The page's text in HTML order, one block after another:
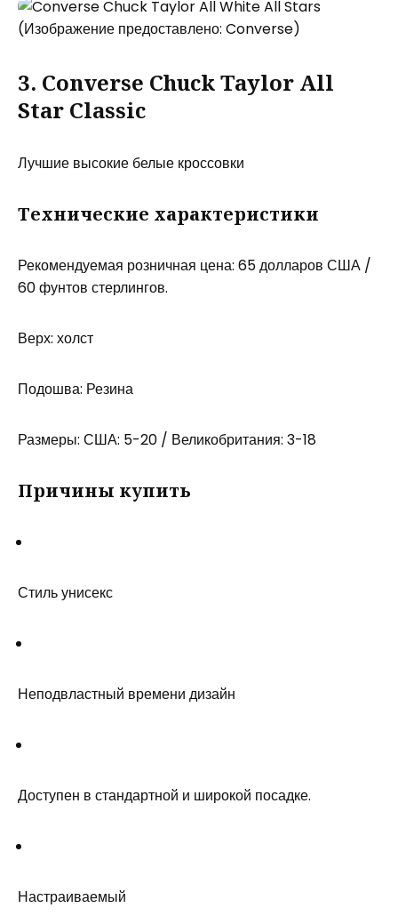
(Изображение предоставлено: Converse)
3. Converse Chuck Taylor All
Star Classic
Лучшие высокие белые кроссовки
Технические характеристики
Рекомендуемая розничная цена: 65 долларов США /
60 фунтов стерлингов.
Верх: холст
Подошва: Резина
Размеры: США: 5-20 / Великобритания: 3-18
Причины купить
Стиль унисекс
Неподвластный времени дизайн
Доступен в стандартной и широкой посадке.
Настраиваемый